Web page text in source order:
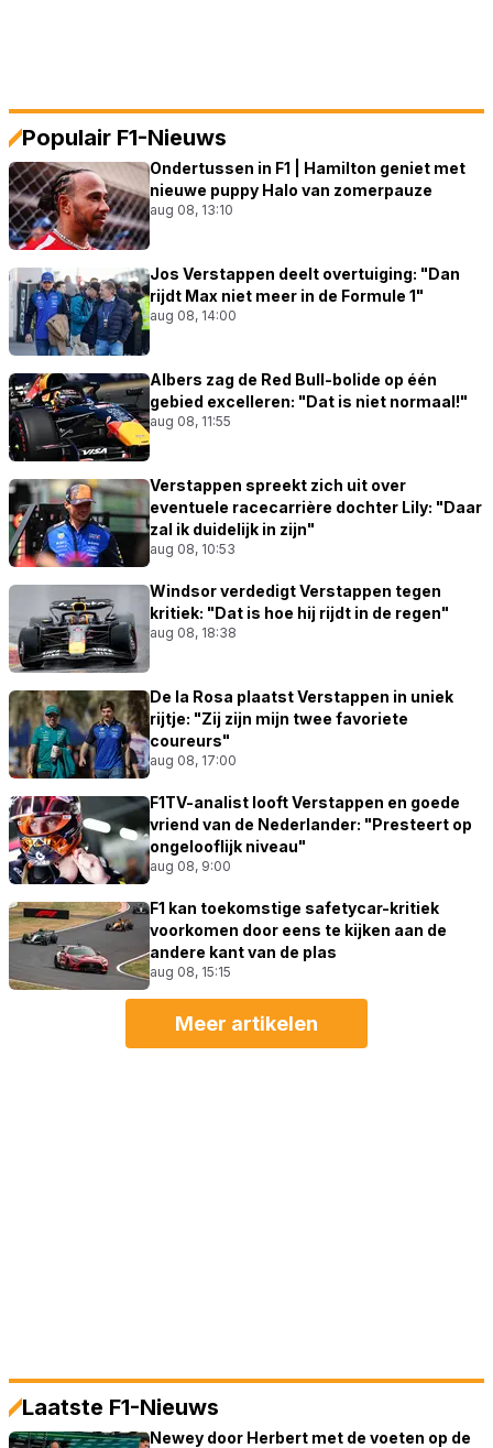
Populair F1-Nieuws
Ondertussen in F1 | Hamilton geniet met
nieuwe puppy Halo van zomerpauze
aug 08, 13:10
Jos Verstappen deelt overtuiging: "Dan
rijdt Max niet meer in de Formule 1"
aug 08, 14:00
Albers zag de Red Bull-bolide op één
gebied excelleren: "Dat is niet normaal!"
aug 08, 11:55
Verstappen spreekt zich uit over
eventuele racecarrière dochter Lily: "Daar
zal ik duidelijk in zijn"
aug 08, 10:53
Windsor verdedigt Verstappen tegen
kritiek: "Dat is hoe hij rijdt in de regen"
aug 08, 18:38
De la Rosa plaatst Verstappen in uniek
rijtje: "Zij zijn mijn twee favoriete
coureurs"
aug 08, 17:00
F1TV-analist looft Verstappen en goede
vriend van de Nederlander: "Presteert op
ongelooflijk niveau"
aug 08, 9:00
F1 kan toekomstige safetycar-kritiek
voorkomen door eens te kijken aan de
andere kant van de plas
aug 08, 15:15
Meer artikelen
Laatste F1-Nieuws
Newey door Herbert met de voeten op de